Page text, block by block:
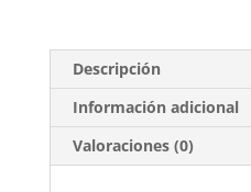
Descripción
Información adicional
Valoraciones (0)